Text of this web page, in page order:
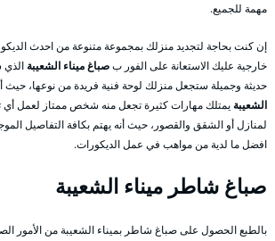
مهمة للجميع.
إن كنت بحاجة لتجديد منزلك بمجموعة متنوعة من احدث
خارجية عليك الاستعانة على الفور بصباغ ميناء الشعيبة
حديثة وجميلة ستجعل منزلك لوحة فنية فريدة من نوعها، حيث
الشعيبة يمتلك مهارات كثيرة تجعل منه شخص ممتاز لعمل
لمنازل أو الشقق والقصور، حيث أنه يهتم بكافة التفاصيل
افضل ما لدية من مواهب في عمل الديكورات.
صباغ شاطر ميناء الشعيبة
بالطبع الحصول على صباغ شاطر بميناء الشعيبة من الأمور